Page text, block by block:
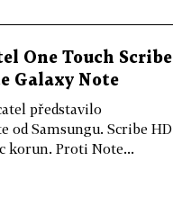
One Touch Scribe
Galaxy Note
představilo
od Samsungu. Scribe HD
korun. Proti Note...